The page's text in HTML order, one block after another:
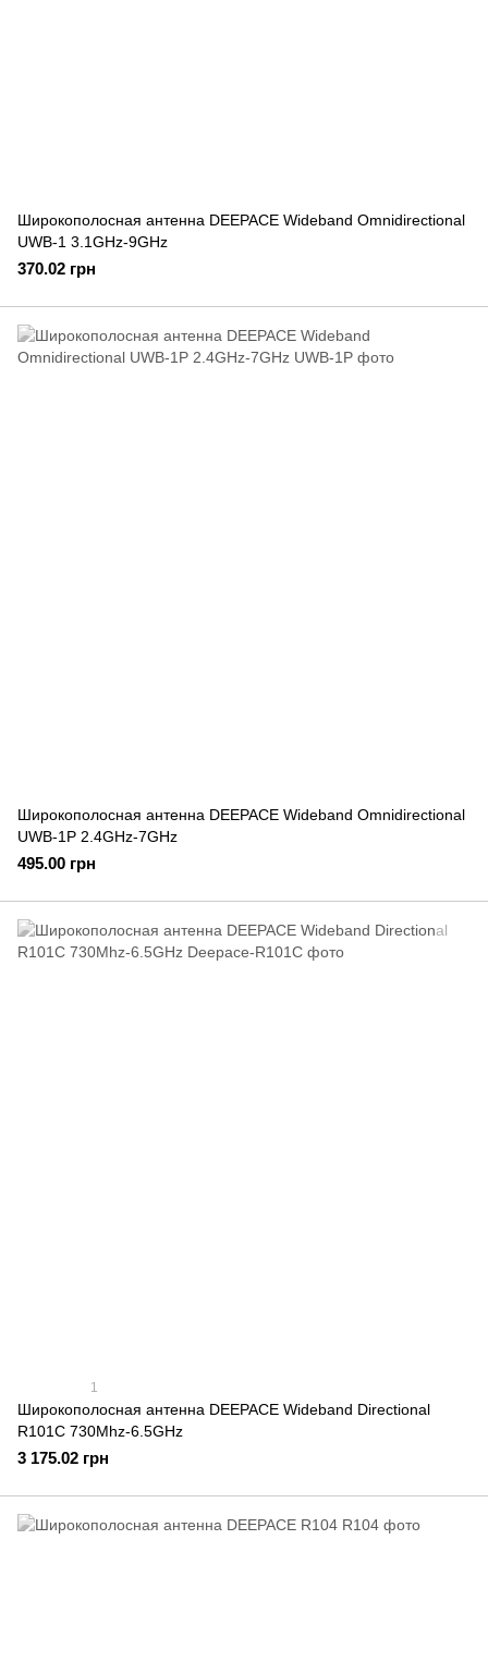
Широкополосная антенна DEEPACE Wideband Omnidirectional
UWB-1 3.1GHz-9GHz
370.02 грн
Широкополосная антенна DEEPACE Wideband Omnidirectional
UWB-1P 2.4GHz-7GHz
495.00 грн
1
Широкополосная антенна DEEPACE Wideband Directional
R101C 730Mhz-6.5GHz
3 175.02 грн